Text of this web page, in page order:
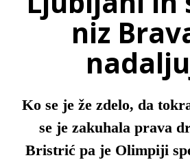
niz
Ko se je že zdelo, da
se je zakuhala prava
Bristrić pa je Olimpiji